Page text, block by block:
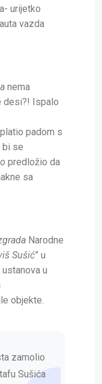
urijetko
vazda
nema
desi?! Ispalo
padom s
bi se
predložio da
sa
Narodne
Sušić” u
u
objekte.
zamolio
Sušića